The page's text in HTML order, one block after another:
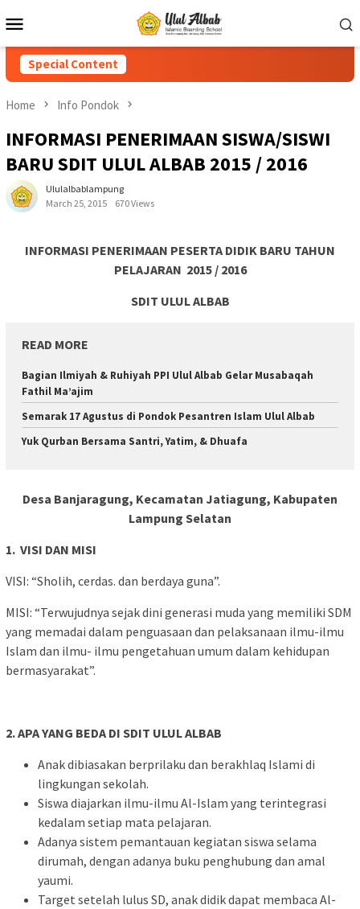
Special Content
Home Info Pondok
INFORMASI PENERIMAAN SISWA/SISWI
BARU SDIT ULUL ALBAB 2015 / 2016
Ululalbablampung
March 25, 2015
670 Views
INFORMASI PENERIMAAN PESERTA DIDIK BARU TAHUN
PELAJARAN 2015 / 2016
SDIT ULUL ALBAB
READ MORE
Bagian Ilmiyah & Ruhiyah PPI Ulul Albab Gelar Musabaqah
Fathil Ma’ajim
Semarak 17 Agustus di Pondok Pesantren Islam Ulul Albab
Yuk Qurban Bersama Santri, Yatim, & Dhuafa
Desa Banjaragung, Kecamatan Jatiagung, Kabupaten
Lampung Selatan
1. VISI DAN MISI
VISI: “Sholih, cerdas. dan berdaya guna”.
MISI: “Terwujudnya sejak dini generasi muda yang memiliki SDM
yang memadai dalam penguasaan dan pelaksanaan ilmu-ilmu
Islam dan ilmu- ilmu pengetahuan umum dalam kehidupan
bermasyarakat”.
2. APA YANG BEDA DI SDIT ULUL ALBAB
Anak dibiasakan berprilaku dan berakhlaq Islami di
lingkungan sekolah.
Siswa diajarkan ilmu-ilmu Al-Islam yang terintegrasi
kedalam setiap mata pelajaran.
Adanya sistem pemantauan kegiatan siswa selama
dirumah, dengan adanya buku penghubung dan amal
yaumi.
Target setelah lulus SD, anak didik dapat membaca Al-